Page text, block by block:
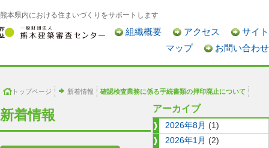
熊本県内における住まいづくりをサポートします
組織概要 アクセス
サイト
マップ
お問い合わせ
トップページ 新着情報 確認検査業務に係る手続書類の押印廃止について
新着情報 アーカイブ
2026年8月 (1)
2026年1月 (2)